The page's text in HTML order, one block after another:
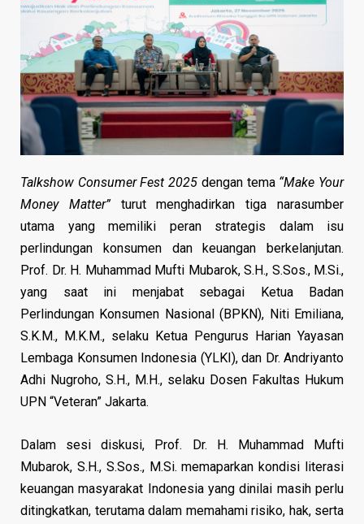
Talkshow Consumer Fest 2025 dengan tema “Make Your
Money Matter”turut menghadirkan tiga narasumber
utama yang memiliki peran strategis dalam isu
perlindungan konsumen dan keuangan berkelanjutan.
Prof. Dr. H. Muhammad Mufti Mubarok, S.H., S.Sos., M.Si.,
yang saat ini menjabat sebagai Ketua Badan
Perlindungan Konsumen Nasional (BPKN), Niti Emiliana,
S.K.M., M.K.M., selaku Ketua Pengurus Harian Yayasan
Lembaga Konsumen Indonesia (YLKI), dan Dr. Andriyanto
Adhi Nugroho, S.H., M.H., selaku Dosen Fakultas Hukum
UPN “Veteran” Jakarta.
Dalam sesi diskusi, Prof. Dr. H. Muhammad Mufti
Mubarok, S.H., S.Sos., M.Si. memaparkan kondisi literasi
keuangan masyarakat Indonesia yang dinilai masih perlu
ditingkatkan, terutama dalam memahami risiko, hak, serta